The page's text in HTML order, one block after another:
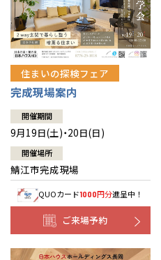
住まいの探検フェア
完成現場案内
開催期間
9月19日(土)・20日(日)
開催場所
鯖江市完成現場
QUOカード1000円分進呈中！
ご来場予約